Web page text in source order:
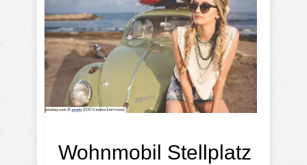
Wohnmobil Stellplatz